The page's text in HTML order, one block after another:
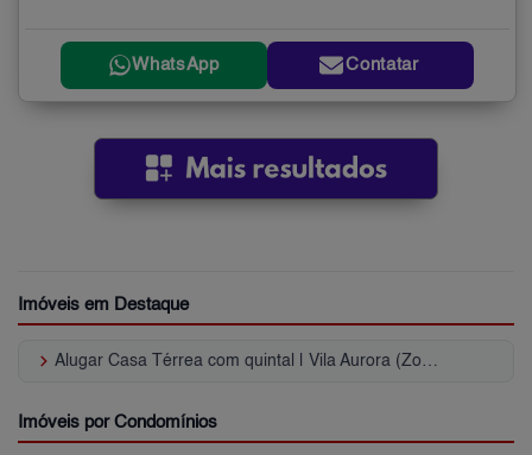
WhatsApp Contatar
Imóveis em Destaque
keyboard_arrow_right
Imóveis por Condomínios